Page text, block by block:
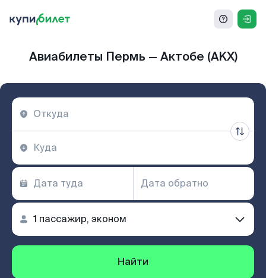
Авиабилеты Пермь — Актобе (AKX)
Найти